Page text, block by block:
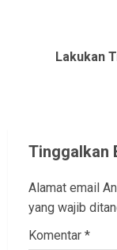
Lakukan
Tinggalkan
Alamat email
yang wajib
Komentar *